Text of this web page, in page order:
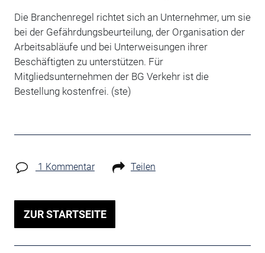
Die Branchenregel richtet sich an Unternehmer, um sie
bei der Gefährdungsbeurteilung, der Organisation der
Arbeitsabläufe und bei Unterweisungen ihrer
Beschäftigten zu unterstützen. Für
Mitgliedsunternehmen der BG Verkehr ist die
Bestellung kostenfrei. (ste)
1 Kommentar Teilen
ZUR STARTSEITE